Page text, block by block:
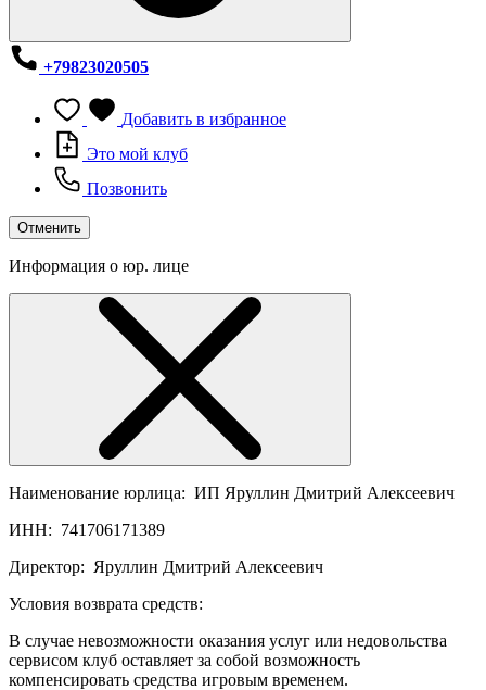
+79823020505
Добавить в избранное
Это мой клуб
Позвонить
Отменить
Информация о юр. лице
Наименование юрлица: ИП Яруллин Дмитрий Алексеевич
ИНН: 741706171389
Директор: Яруллин Дмитрий Алексеевич
Условия возврата средств:
В случае невозможности оказания услуг или недовольства
сервисом клуб оставляет за собой возможность
компенсировать средства игровым временем.